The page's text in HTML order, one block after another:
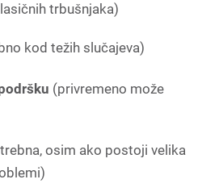
trbušnjaka)
kod težih slučajeva)
(privremeno može
osim ako postoji velika